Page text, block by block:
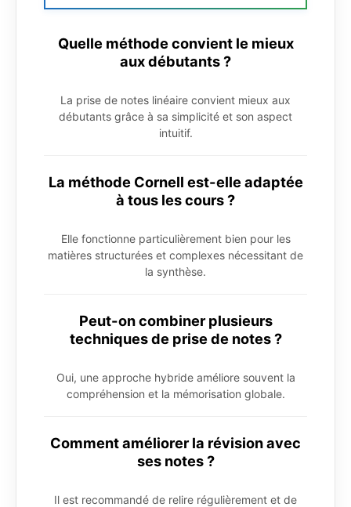
Quelle méthode convient le mieux
aux débutants ?
La prise de notes linéaire convient mieux aux
débutants grâce à sa simplicité et son aspect
intuitif.
La méthode Cornell est-elle adaptée
à tous les cours ?
Elle fonctionne particulièrement bien pour les
matières structurées et complexes nécessitant de
la synthèse.
Peut-on combiner plusieurs
techniques de prise de notes ?
Oui, une approche hybride améliore souvent la
compréhension et la mémorisation globale.
Comment améliorer la révision avec
ses notes ?
Il est recommandé de relire régulièrement et de